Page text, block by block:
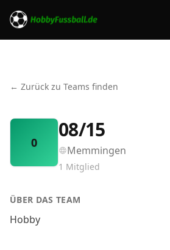
← Zurück zu Teams finden
0
08/15
Memmingen
1 Mitglied
ÜBER DAS TEAM
Hobby